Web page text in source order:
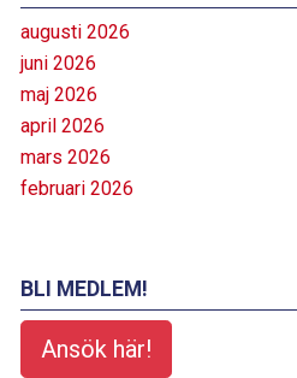
augusti 2026
juni 2026
maj 2026
april 2026
mars 2026
februari 2026
BLI MEDLEM!
Ansök här!